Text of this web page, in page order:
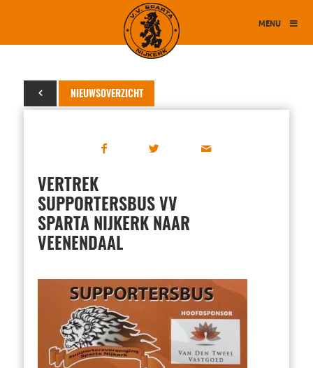
MENU
NIEUWSOVERZICHT
13 april 2026
VERTREK
SUPPORTERSBUS VV
SPARTA NIJKERK NAAR
VEENENDAAL